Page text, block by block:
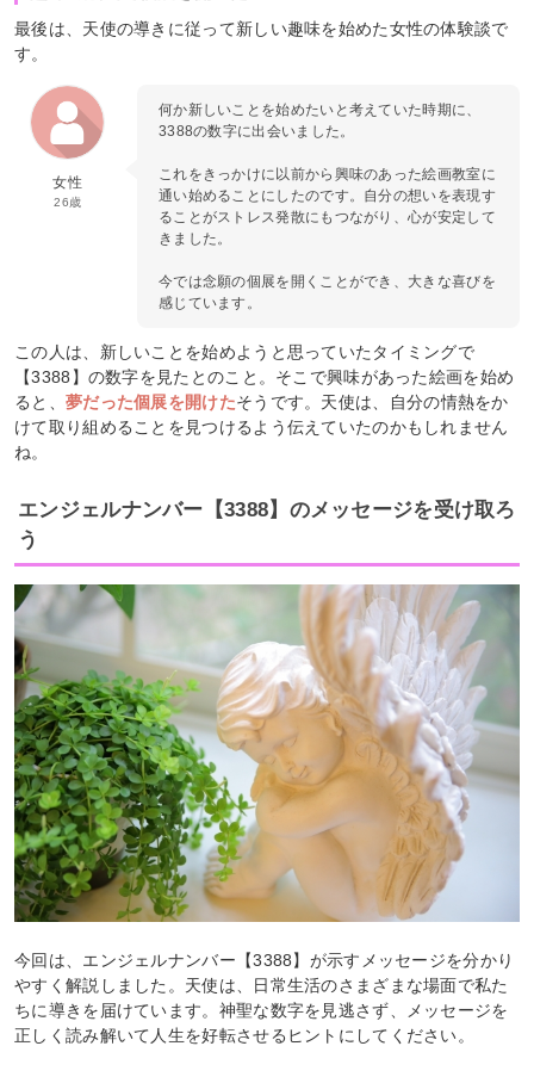
最後は、天使の導きに従って新しい趣味を始めた女性の体験談で
す。
女性
26歳
何か新しいことを始めたいと考えていた時期に、
3388の数字に出会いました。
これをきっかけに以前から興味のあった絵画教室に
通い始めることにしたのです。自分の想いを表現す
ることがストレス発散にもつながり、心が安定して
きました。
今では念願の個展を開くことができ、大きな喜びを
感じています。
この人は、新しいことを始めようと思っていたタイミングで
【3388】の数字を見たとのこと。そこで興味があった絵画を始め
ると、 夢だった個展を開けたそうです。天使は、自分の情熱をか
けて取り組めることを見つけるよう伝えていたのかもしれません
ね。
エンジェルナンバー【3388】のメッセージを受け取ろ
う
今回は、エンジェルナンバー【3388】が示すメッセージを分かり
やすく解説しました。天使は、日常生活のさまざまな場面で私た
ちに導きを届けています。神聖な数字を見逃さず、メッセージを
正しく読み解いて人生を好転させるヒントにしてください。